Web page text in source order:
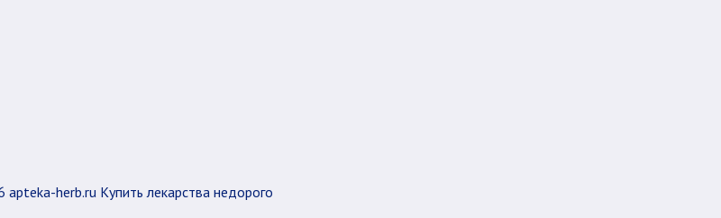
herb.ru Купить лекарства недорого